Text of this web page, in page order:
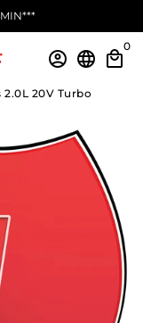
account_circle language local_mall
0
20V Turbo